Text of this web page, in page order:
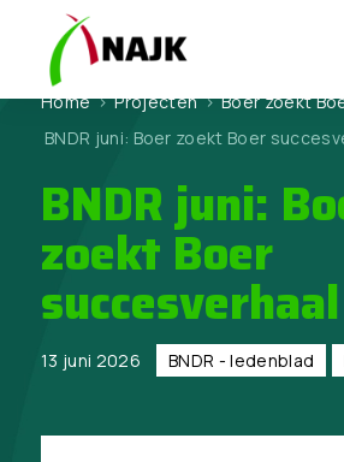
Home > Projecten > Boer zoekt
BNDR juni: Boer zoekt Boer
BNDR juni:
zoekt Boer
succesverhaal
13 juni 2026 BNDR - ledenblad